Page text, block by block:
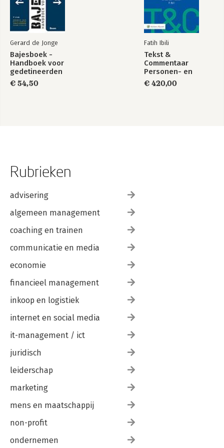
Gerard de Jonge
Bajesboek -
Handboek voor
gedetineerden
€ 54,50
Fatih Ibili
Tekst &
Commentaar
Personen- en
Familierecht
€ 420,00
Rubrieken
advisering
algemeen management
coaching en trainen
communicatie en media
economie
financieel management
inkoop en logistiek
internet en social media
it-management / ict
juridisch
leiderschap
marketing
mens en maatschappij
non-profit
ondernemen